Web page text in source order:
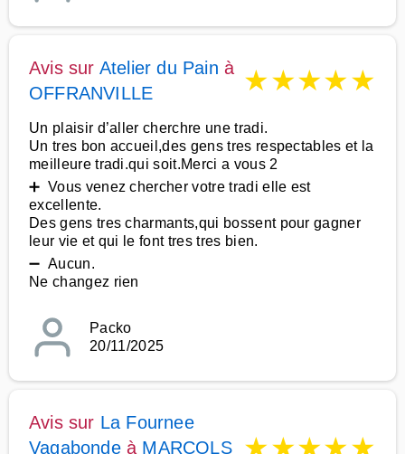
Avis sur Atelier du Pain à
OFFRANVILLE
★★★★★
Un plaisir d’aller cherchre une tradi.
Un tres bon accueil,des gens tres respectables et la
meilleure tradi.qui soit.Merci a vous 2
➕ Vous venez chercher votre tradi elle est
excellente.
Des gens tres charmants,qui bossent pour gagner
leur vie et qui le font tres tres bien.
➖ Aucun.
Ne changez rien
Packo
20/11/2025
Avis sur La Fournee
Vagabondeà MARCOLS